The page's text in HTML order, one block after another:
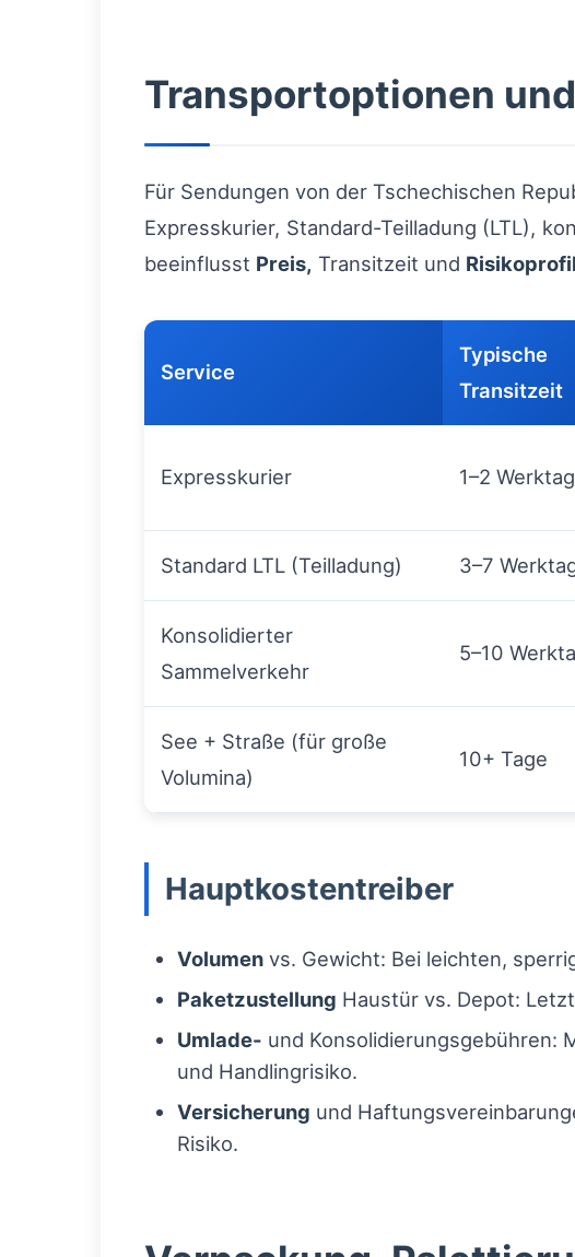
Transportoptionen
Für Sendungen von der Tschechischen
Expresskurier, Standard-Teilladung (LTL),
beeinflusst Preis, Transitzeit und Risikoprofil
Service
Typische
Transitzeit
Expresskurier 1–2
Standard LTL (Teilladung) 3–7
Konsolidierter
Sammelverkehr
5–10
See + Straße (für große
Volumina)
10+ Tage
Hauptkostentreiber
Volumen vs. Gewicht: Bei leichten,
Paketzustellung Haustür vs. Depot:
Umlade- und Konsolidierungsgebühren:
und Handlingrisiko.
Versicherung und
Risiko.